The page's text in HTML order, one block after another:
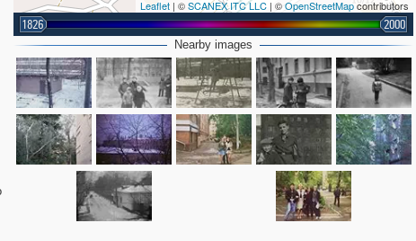
3
Leaflet | ©SCANEX ITC LLC | ©OpenStreetMapcontributors
1826 2000
Nearby images